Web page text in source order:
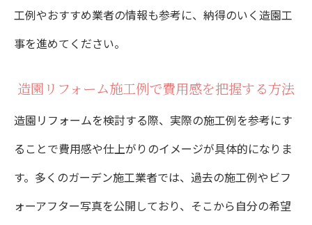
工例やおすすめ業者の情報も参考に、納得のいく造園工
事を進めてください。
造園リフォーム施工例で費用感を把握する方法
造園リフォームを検討する際、実際の施工例を参考にす
ることで費用感や仕上がりのイメージが具体的になりま
す。多くのガーデン施工業者では、過去の施工例やビフ
ォーアフター写真を公開しており、そこから自分の希望